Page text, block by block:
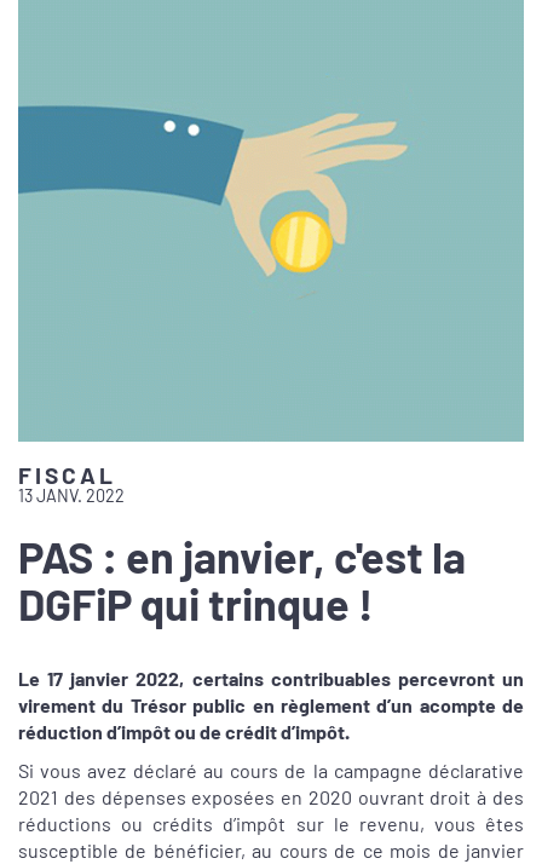
FISCAL
13 JANV. 2022
PAS : en janvier, c'est la
DGFiP qui trinque !
Le 17 janvier 2022, certains contribuables percevront un
virement du Trésor public en règlement d’un acompte de
réduction d’impôt ou de crédit d’impôt.
Si vous avez déclaré au cours de la campagne déclarative
2021 des dépenses exposées en 2020 ouvrant droit à des
réductions ou crédits d’impôt sur le revenu, vous êtes
susceptible de bénéficier, au cours de ce mois de janvier